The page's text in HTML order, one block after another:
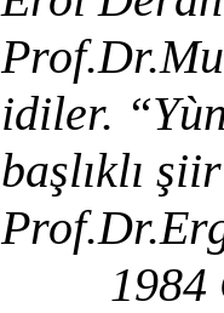
idiler.
başlıklı
1984